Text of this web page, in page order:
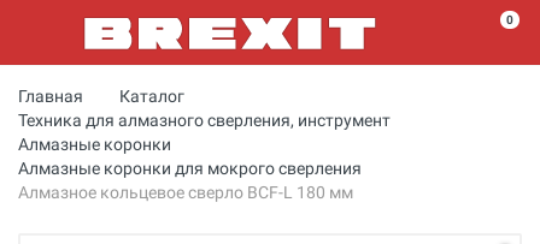
0
Главная
Каталог
Техника для алмазного сверления, инструмент
Алмазные коронки
Алмазные коронки для мокрого сверления
Алмазное кольцевое сверло BCF-L 180 мм